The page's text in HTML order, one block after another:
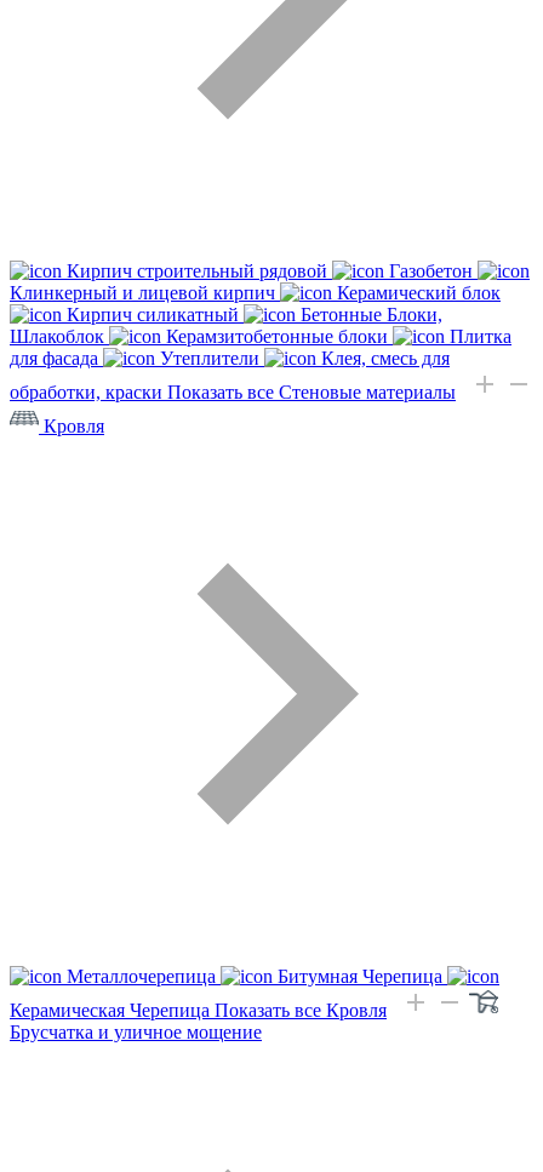
Кирпич строительный рядовой
Газобетон
Клинкерный и лицевой кирпич
Керамический блок
Кирпич силикатный
Бетонные Блоки,
Шлакоблок
Керамзитобетонные блоки
Плитка
для фасада
Утеплители
Клея, смесь для
обработки, краски Показать все Стеновые материалы
Кровля
Металлочерепица
Битумная Черепица
Керамическая Черепица Показать все Кровля
Брусчатка и уличное мощение